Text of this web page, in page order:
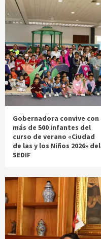
Gobernadora convive con
más de 500 infantes del
curso de verano «Ciudad
de las y los Niños 2026» del
SEDIF